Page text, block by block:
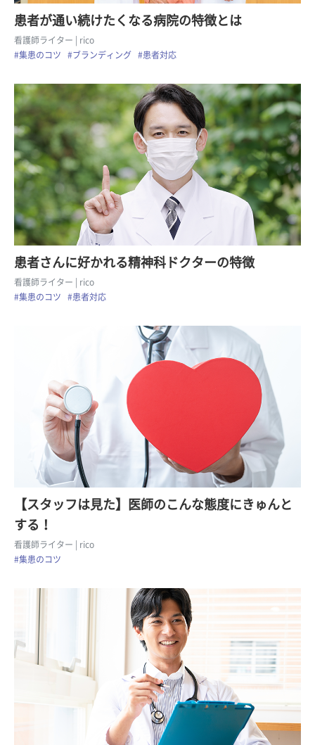
患者が通い続けたくなる病院の特徴とは
看護師ライター
| rico
#集患のコツ
#ブランディング #患者対応
患者さんに好かれる精神科ドクターの特徴
看護師ライター
| rico
#集患のコツ
#患者対応
【スタッフは見た】医師のこんな態度にきゅんと
する！
看護師ライター
| rico
#集患のコツ